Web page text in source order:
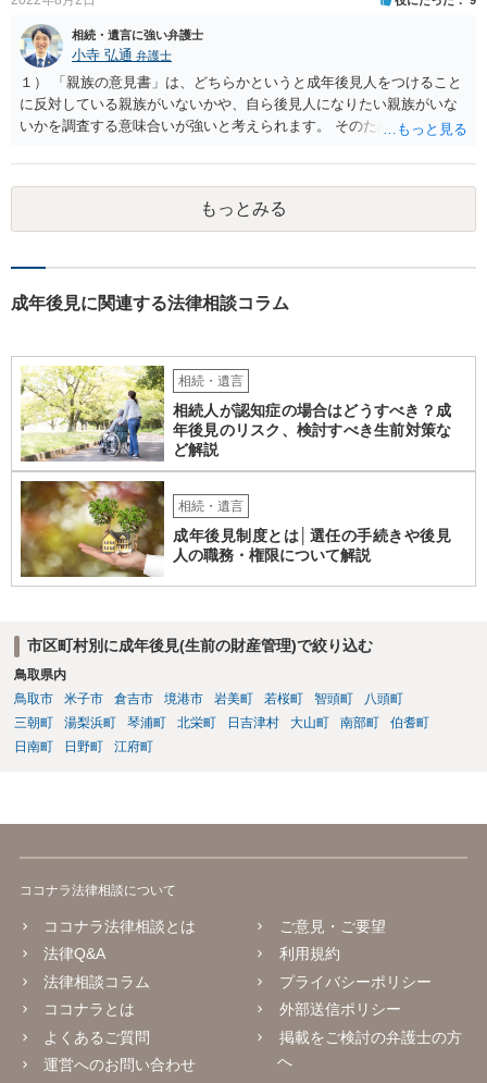
相続・遺言に強い弁護士
小寺 弘通 弁護士
１） 「親族の意見書」は、どちらかというと成年後見人をつけること
に反対している親族がいないかや、自ら後見人になりたい親族がいな
いかを調査する意味合いが強いと考えられます。 そのため、ご相談の
す。 ２） 場合によっては、介護や被後見人の財産の処分等に関して、
後見人から相談があることも考えられます。 また、お祖母さんがお亡
くなりになった場合、相続人となる可能性がありますが、 その場合は
相続放棄されれば問題ありません。 ３） 完全に拒否する方法はないか
としても、関わりを拒否している親族にあえて連絡をしてくる可能性
もっとみる
成年後見に関連する法律相談コラム
相続・遺言
相続人が認知症の場合はどうすべき？成
年後見のリスク、検討すべき生前対策な
ど解説
相続・遺言
成年後見制度とは│選任の手続きや後見
人の職務・権限について解説
市区町村別に成年後見(生前の財産管理)で絞り込む
鳥取県内
鳥取市
米子市 倉吉市 境港市 岩美町 若桜町 智頭町
八頭町
三朝町
湯梨浜町 琴浦町 北栄町 日吉津村 大山町 南部町
伯耆町
日南町
日野町 江府町
ココナラ法律相談について
ココナラ法律相談とは
法律Q&A
法律相談コラム
ココナラとは
よくあるご質問
運営へのお問い合わせ
ご意見・ご要望
利用規約
プライバシーポリシー
外部送信ポリシー
掲載をご検討の弁護士の方
へ